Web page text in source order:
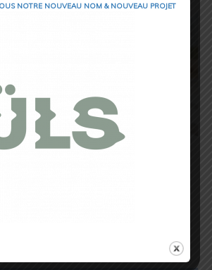
et une traction latérale idéale
NOTRE NOUVEAU NOM & NOUVEAU PROJET